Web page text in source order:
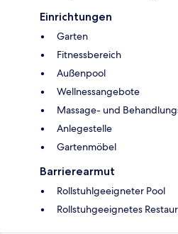
Einrichtungen
Garten
Fitnessbereich
Außenpool
Wellnessangebote
Massage- und
Anlegestelle
Gartenmöbel
Barrierearmut
Rollstuhlgeeigneter Pool
Rollstuhgeeignetes